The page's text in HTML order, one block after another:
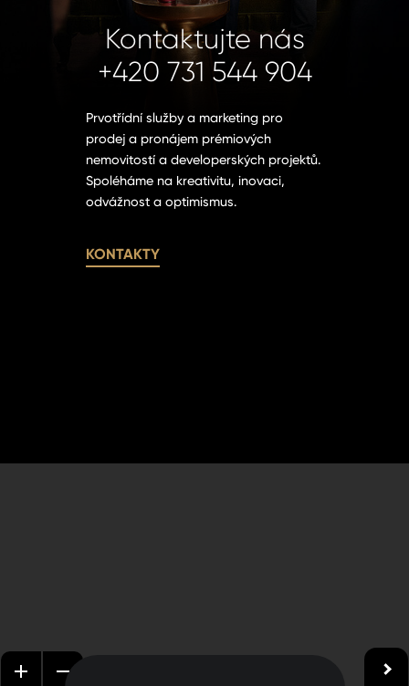
Kontaktujte nás
+420 731 544 904
Prvotřídní služby a marketing pro
prodej a pronájem prémiových
nemovitostí a developerských projektů.
Spoléháme na kreativitu, inovaci,
odvážnost a optimismus.
KONTAKTY